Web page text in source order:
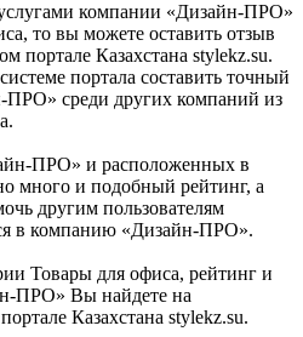
компании «Дизайн-ПРО»
то вы можете оставить отзыв
портале Казахстана stylekz.su.
портала составить точный
среди других компаний из
ПРО» и расположенных в
много и подобный рейтинг, а
другим пользователям
в компанию «Дизайн-ПРО».
Товары для офиса, рейтинг и
ПРО» Вы найдете на
Казахстана stylekz.su.